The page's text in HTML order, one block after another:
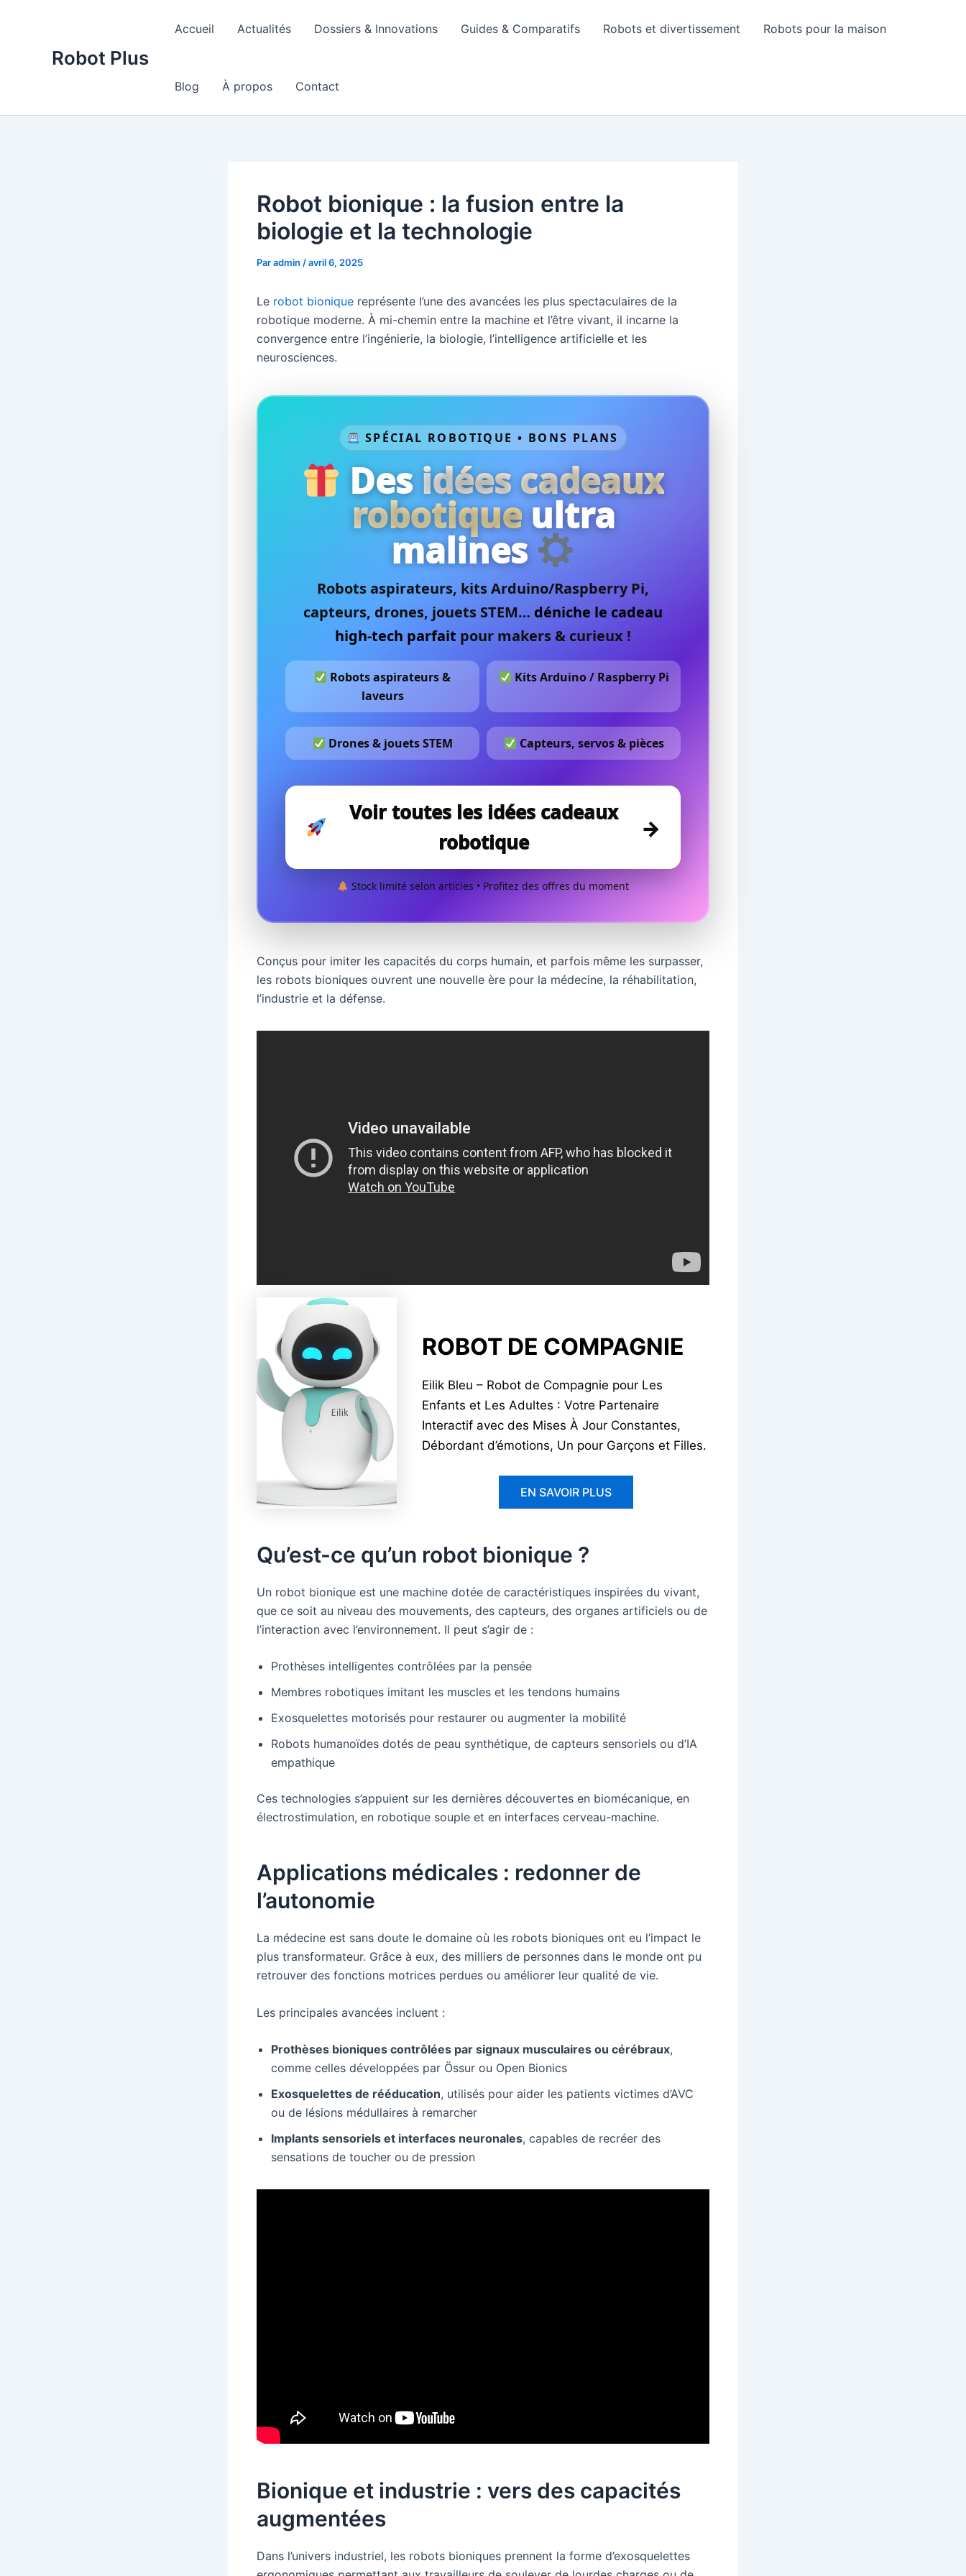
Robot Plus
Accueil Actualités Dossiers & Innovations Guides & Comparatifs Robots et divertissement Robots pour la maison
Blog À propos Contact
Robot bionique : la fusion entre la
biologie et la technologie
Paradmin /avril 6, 2025
Le robot bionique représente l’une des avancées les plus spectaculaires de la
robotique moderne. À mi-chemin entre la machine et l’être vivant, il incarne la
convergence entre l’ingénierie, la biologie, l’intelligence artificielle et les
neurosciences.
SPÉCIAL ROBOTIQUE • BONS PLANS
Des idées cadeaux
robotiqueultra
malines
Robots aspirateurs, kits Arduino/Raspberry Pi,
capteurs, drones, jouets STEM… déniche le cadeau
high-tech parfait pour makers & curieux !
Robots aspirateurs &
laveurs
Kits Arduino / Raspberry Pi
Drones & jouets STEM Capteurs, servos & pièces
Voir toutes les idées cadeaux
robotique
→
Stock limité selon articles • Profitez des offres du moment
Conçus pour imiter les capacités du corps humain, et parfois même les surpasser,
les robots bioniques ouvrent une nouvelle ère pour la médecine, la réhabilitation,
l’industrie et la défense.
ROBOT DE COMPAGNIE
Eilik Bleu – Robot de Compagnie pour Les
Enfants et Les Adultes : Votre Partenaire
Interactif avec des Mises À Jour Constantes,
Débordant d’émotions, Un pour Garçons et Filles.
EN SAVOIR PLUS
Qu’est-ce qu’un robot bionique ?
Un robot bionique est une machine dotée de caractéristiques inspirées du vivant,
que ce soit au niveau des mouvements, des capteurs, des organes artificiels ou de
l’interaction avec l’environnement. Il peut s’agir de :
Prothèses intelligentes contrôlées par la pensée
Membres robotiques imitant les muscles et les tendons humains
Exosquelettes motorisés pour restaurer ou augmenter la mobilité
Robots humanoïdes dotés de peau synthétique, de capteurs sensoriels ou d’IA
empathique
Ces technologies s’appuient sur les dernières découvertes en biomécanique, en
électrostimulation, en robotique souple et en interfaces cerveau-machine.
Applications médicales : redonner de
l’autonomie
La médecine est sans doute le domaine où les robots bioniques ont eu l’impact le
plus transformateur. Grâce à eux, des milliers de personnes dans le monde ont pu
retrouver des fonctions motrices perdues ou améliorer leur qualité de vie.
Les principales avancées incluent :
Prothèses bioniques contrôlées par signaux musculaires ou cérébraux,
comme celles développées par Össur ou Open Bionics
Exosquelettes de rééducation, utilisés pour aider les patients victimes d’AVC
ou de lésions médullaires à remarcher
Implants sensoriels et interfaces neuronales, capables de recréer des
sensations de toucher ou de pression
Bionique et industrie : vers des capacités
augmentées
Dans l’univers industriel, les robots bioniques prennent la forme d’exosquelettes